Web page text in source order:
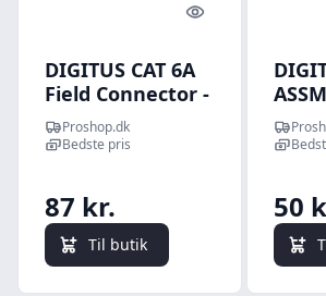
Quick look
DIGITUS CAT 6A
Field Connector -
SølvProshop.dk
Bedste pris
87 kr.
Til butik
50